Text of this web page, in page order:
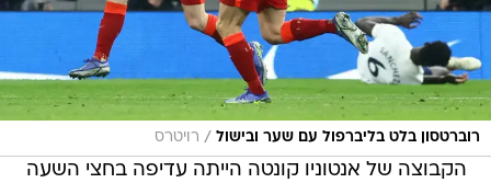
רוברטסון בלט בליברפול עם שער ובישול / רויטרס
הקבוצה של אנטוניו קונטה הייתה עדיפה בחצי השעה